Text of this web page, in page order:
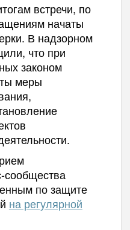
встречи, по
начаты
В надзорном
что при
законом
меры
сообщества
по защите
на регулярной